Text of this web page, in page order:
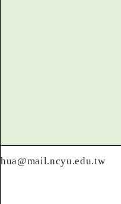
hua@mail.ncyu.edu.tw